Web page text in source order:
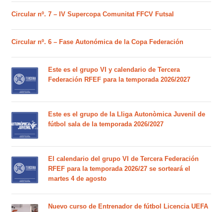
Circular nº. 7 – IV Supercopa Comunitat FFCV Futsal
Circular nº. 6 – Fase Autonómica de la Copa Federación
Este es el grupo VI y calendario de Tercera
Federación RFEF para la temporada 2026/2027
Este es el grupo de la Lliga Autonòmica Juvenil de
fútbol sala de la temporada 2026/2027
El calendario del grupo VI de Tercera Federación
RFEF para la temporada 2026/27 se sorteará el
martes 4 de agosto
Nuevo curso de Entrenador de fútbol Licencia UEFA